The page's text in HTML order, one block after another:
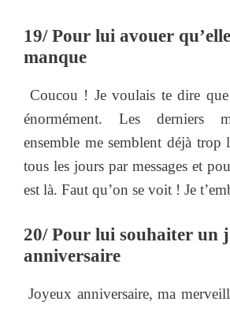
19/ Pour lui avouer
manque
Coucou ! Je voulais te dire
énormément. Les derniers
ensemble me semblent déjà trop
tous les jours par messages et
est là. Faut qu’on se voit ! Je
20/ Pour lui souhaiter un
anniversaire
Joyeux anniversaire, ma